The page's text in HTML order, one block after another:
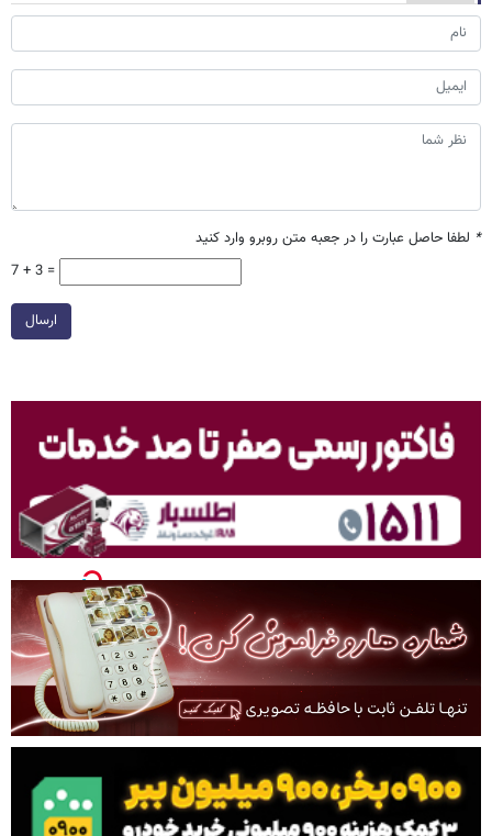
* لطفا حاصل عبارت را در جعبه متن روبرو وارد کنید
7 + 3 =
ارسال